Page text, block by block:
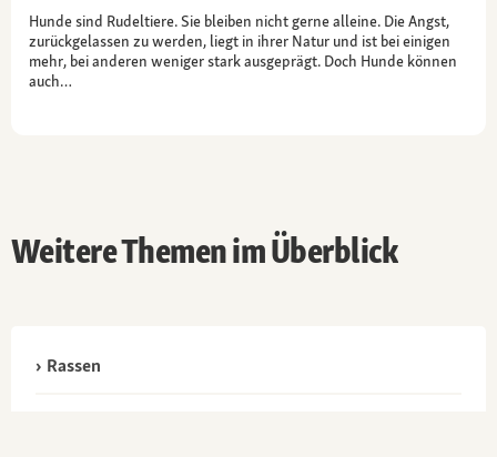
Hunde sind Rudeltiere. Sie bleiben nicht gerne alleine. Die Angst,
zurückgelassen zu werden, liegt in ihrer Natur und ist bei einigen
mehr, bei anderen weniger stark ausgeprägt. Doch Hunde können
auch…
Weitere Themen im Überblick
Rassen